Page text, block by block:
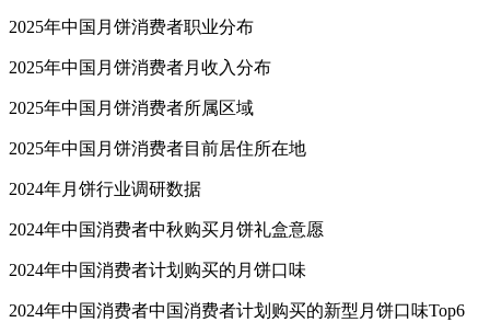
2025年中国月饼消费者职业分布
2025年中国月饼消费者月收入分布
2025年中国月饼消费者所属区域
2025年中国月饼消费者目前居住所在地
2024年月饼行业调研数据
2024年中国消费者中秋购买月饼礼盒意愿
2024年中国消费者计划购买的月饼口味
2024年中国消费者中国消费者计划购买的新型月饼口味Top6